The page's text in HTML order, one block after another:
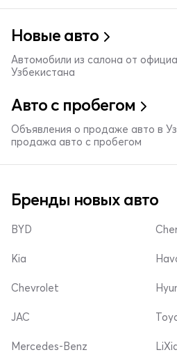
Новые авто
Автомобили из салона от
Узбекистана
Авто с пробегом
Объявления о продаже авто в
продажа авто с пробегом
Бренды новых авто
BYD
Kia
Chevrolet
JAC
Mercedes-Benz